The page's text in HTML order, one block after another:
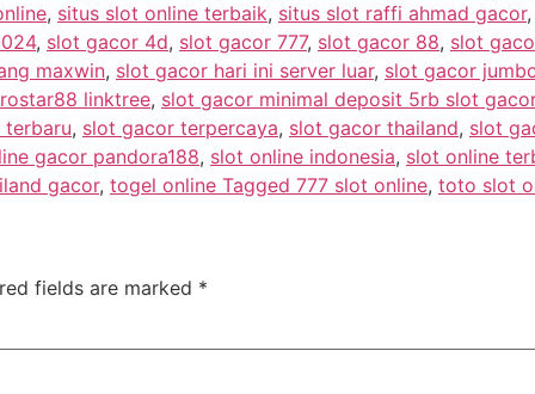
, situs slot online terbaik, situs slot raffi ahmad gacor,
, slot gacor 4d, slot gacor 777, slot gacor 88, slot
maxwin, slot gacor hari ini server luar, slot gacor
linktree, slot gacor minimal deposit 5rb slot
, slot gacor terpercaya, slot gacor thailand, slot
gacor pandora188, slot online indonesia, slot online
gacor, togel online Tagged 777 slot online, toto slot
fields are marked *